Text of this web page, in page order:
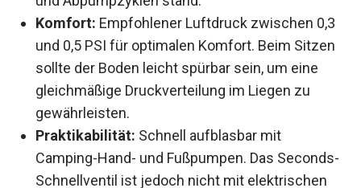
200 Auf- und Abpumpzyklen stand.
Komfort: Empfohlener Luftdruck zwischen
0,3 und 0,5 PSI für optimalen Komfort. Beim
Sitzen sollte der Boden leicht spürbar sein, um
eine gleichmäßige Druckverteilung im Liegen
zu gewährleisten.
Praktikabilität: Schnell aufblasbar mit
Camping-Hand- und Fußpumpen. Das